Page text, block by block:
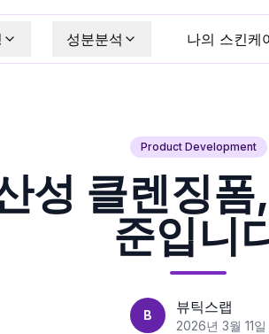
성분분석 나의 스킨케
Product Development
성 클렌징
준입니
B 뷰틱스랩
2026년 3월 11일